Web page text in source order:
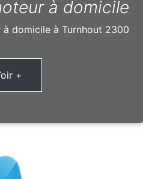
à domicile
domicile à Turnhout 2300
+